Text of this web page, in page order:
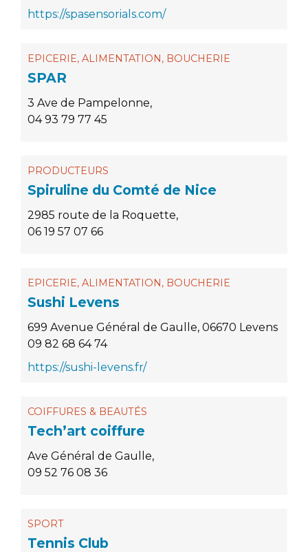
https://spasensorials.com/
EPICERIE, ALIMENTATION, BOUCHERIE
SPAR
3 Ave de Pampelonne,
04 93 79 77 45
PRODUCTEURS
Spiruline du Comté de Nice
2985 route de la Roquette,
06 19 57 07 66
EPICERIE, ALIMENTATION, BOUCHERIE
Sushi Levens
699 Avenue Général de Gaulle, 06670 Levens
09 82 68 64 74
https://sushi-levens.fr/
COIFFURES & BEAUTÉS
Tech’art coiffure
Ave Général de Gaulle,
09 52 76 08 36
SPORT
Tennis Club